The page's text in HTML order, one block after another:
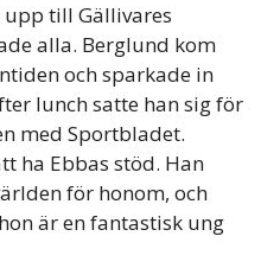
till Gällivares
alla. Berglund kom
och sparkade in
lunch satte han sig för
med Sportbladet.
ha Ebbas stöd. Han
för honom, och
är en fantastisk ung